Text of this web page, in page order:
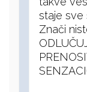
staje sve
Znači